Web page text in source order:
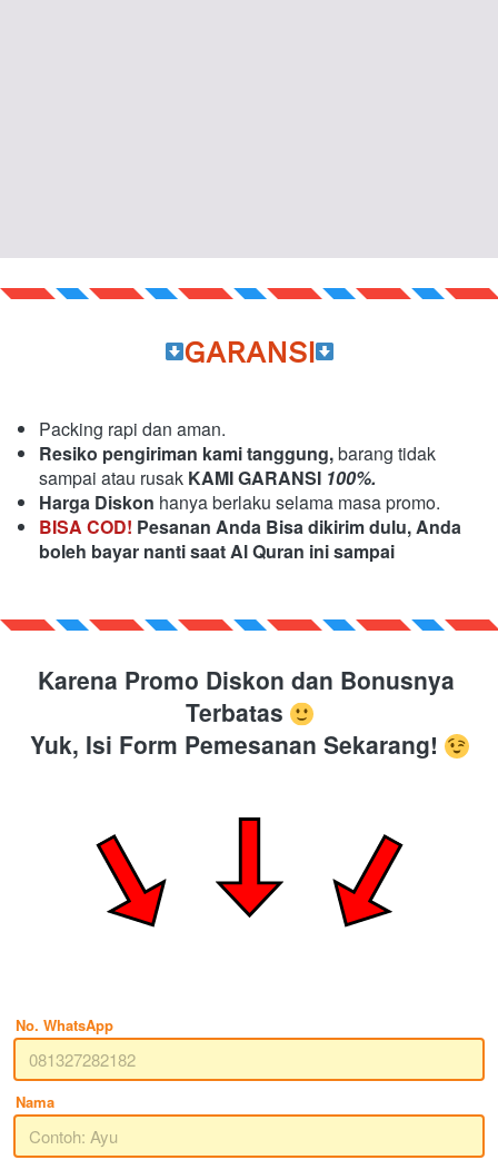
GARANSI
Packing rapi dan aman.
Resiko pengiriman kami tanggung,barang tidak
sampai atau rusak KAMI GARANSI 100%.
Harga Diskon hanya berlaku selama masa promo.
BISA COD! Pesanan Anda Bisa dikirim dulu, Anda
boleh bayar nanti saat Al Quran ini sampai
Karena Promo Diskon dan Bonusnya
Terbatas
Yuk, Isi Form Pemesanan Sekarang!
No. WhatsApp
Nama